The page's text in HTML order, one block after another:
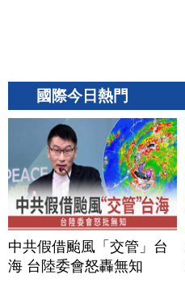
國際今日熱門
中共假借颱風「交管」台
海 台陸委會怒轟無知